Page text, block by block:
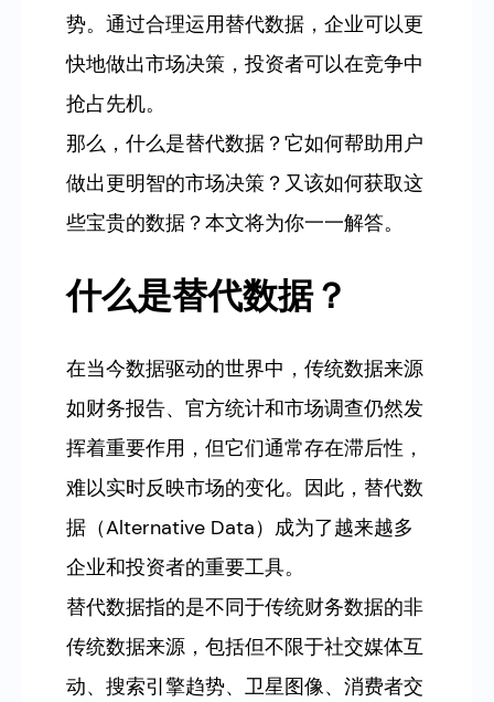
势。通过合理运用替代数据，企业可以更
快地做出市场决策，投资者可以在竞争中
抢占先机。
那么，什么是替代数据？它如何帮助用户
做出更明智的市场决策？又该如何获取这
些宝贵的数据？本文将为你一一解答。
什么是替代数据？
在当今数据驱动的世界中，传统数据来源
如财务报告、官方统计和市场调查仍然发
挥着重要作用，但它们通常存在滞后性，
难以实时反映市场的变化。因此，替代数
据（Alternative Data）成为了越来越多
企业和投资者的重要工具。
替代数据指的是不同于传统财务数据的非
传统数据来源，包括但不限于社交媒体互
动、搜索引擎趋势、卫星图像、消费者交